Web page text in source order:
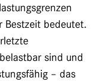
Bestzeit bedeutet.
sind und
– das